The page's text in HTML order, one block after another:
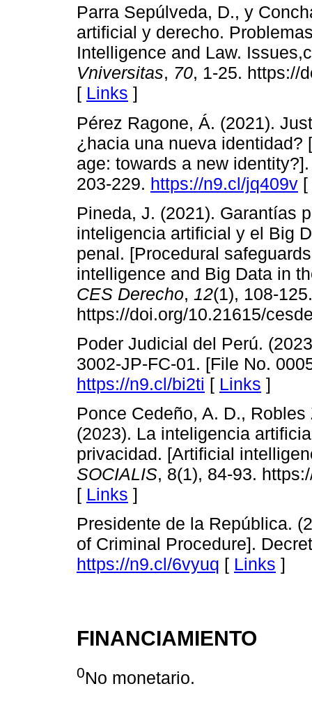
Parra Sepúlveda, D., y
artificial y derecho.
Intelligence and Law.
Vniversitas, 70, 1-25. https://
[ Links ]
Pérez Ragone, Á. (2021).
¿hacia una nueva
age: towards a new
203-229. https://n9.cl/jq409v [
Pineda, J. (2021). Garantías
inteligencia artificial y el Big
penal. [Procedural
intelligence and Big Data in
CES Derecho, 12(1), 108-125.
https://doi.org/10.21615/
Poder Judicial del Perú.
3002-JP-FC-01. [File No.
https://n9.cl/bi2ti [ Links ]
Ponce Cedeño, A. D.,
(2023). La inteligencia
privacidad. [Artificial
SOCIALIS, 8(1), 84-93.
[ Links ]
Presidente de la República.
of Criminal Procedure].
https://n9.cl/6vyuq [ Links ]
FINANCIAMIENTO
0No monetario.